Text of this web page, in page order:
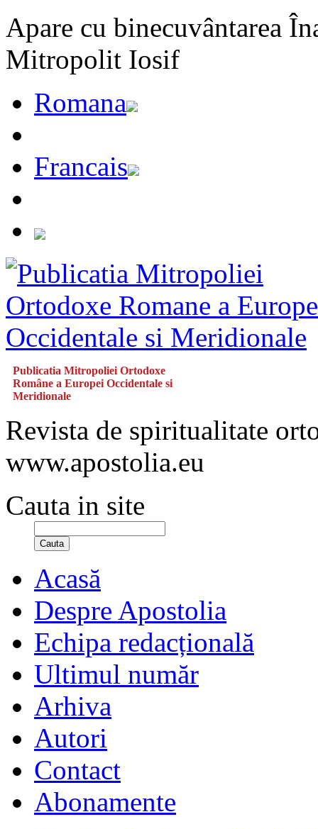
Apare cu binecuvântarea
Mitropolit Iosif
Romana
Francais
Publicatia Mitropoliei Ortodoxe
Române a Europei Occidentale si
Meridionale
Revista de spiritualitate
www.apostolia.eu
Cauta in site
Cauta
Acasă
Despre Apostolia
Echipa redacțională
Ultimul număr
Arhiva
Autori
Contact
Abonamente